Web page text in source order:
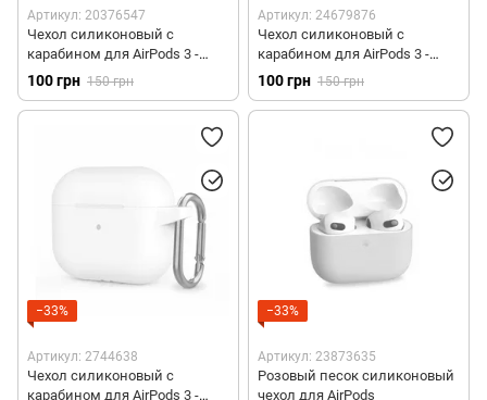
Артикул: 20376547
Чехол силиконовый с
карабином для AirPods 3 -
Бирюзовый
100 грн 150 грн
Артикул: 24679876
Чехол силиконовый с
карабином для AirPods 3 -
Желтый
100 грн 150 грн
−33%
Артикул: 2744638
Чехол силиконовый с
карабином для AirPods 3 -
−33%
Артикул: 23873635
Розовый песок силиконовый
чехол для AirPods